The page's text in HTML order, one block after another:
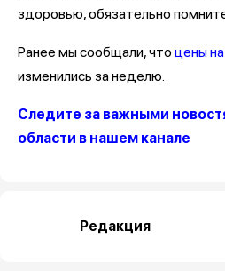
здоровью, обязательно
Ранее мы сообщали, что цены
изменились за неделю.
Следите за важными
области в нашем канале
Редакция